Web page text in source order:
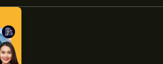
格目标为‎$‎260.95。